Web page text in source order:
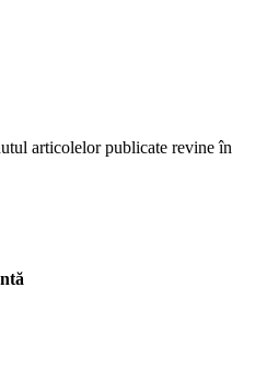
articolelor publicate revine în